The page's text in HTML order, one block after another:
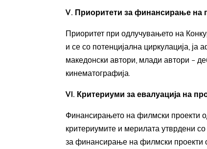
V. Приоритети за финансирање на
Приоритет при одлучувањето на
и се со потенцијална циркулација,
македонски автори, млади автори –
кинематографија.
VI. Критериуми за евалуација на
Финансирањето на филмски проекти
критериумите и мерилата утврдени
за финансирање на филмски проекти